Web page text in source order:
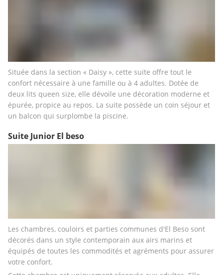
Située dans la section « Daisy », cette suite offre tout le
confort nécessaire à une famille ou à 4 adultes. Dotée de
deux lits queen size, elle dévoile une décoration moderne et
épurée, propice au repos. La suite possède un coin séjour et
un balcon qui surplombe la piscine.
Suite Junior El beso
​Les chambres, couloirs et parties communes d'El Beso sont
décorés dans un style contemporain aux airs marins et
équipés de toutes les commodités et agréments pour assurer
votre confort.